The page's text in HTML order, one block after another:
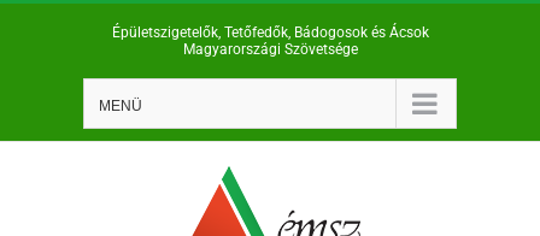
Épületszigetelők, Tetőfedők, Bádogosok és Ácsok
Magyarországi Szövetsége
MENÜ